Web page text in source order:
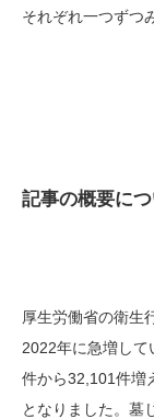
それぞれ一つずつ
記事の概要に
厚生労働省の衛生
2022年に急増し
件から32,101件増
となりました。墓